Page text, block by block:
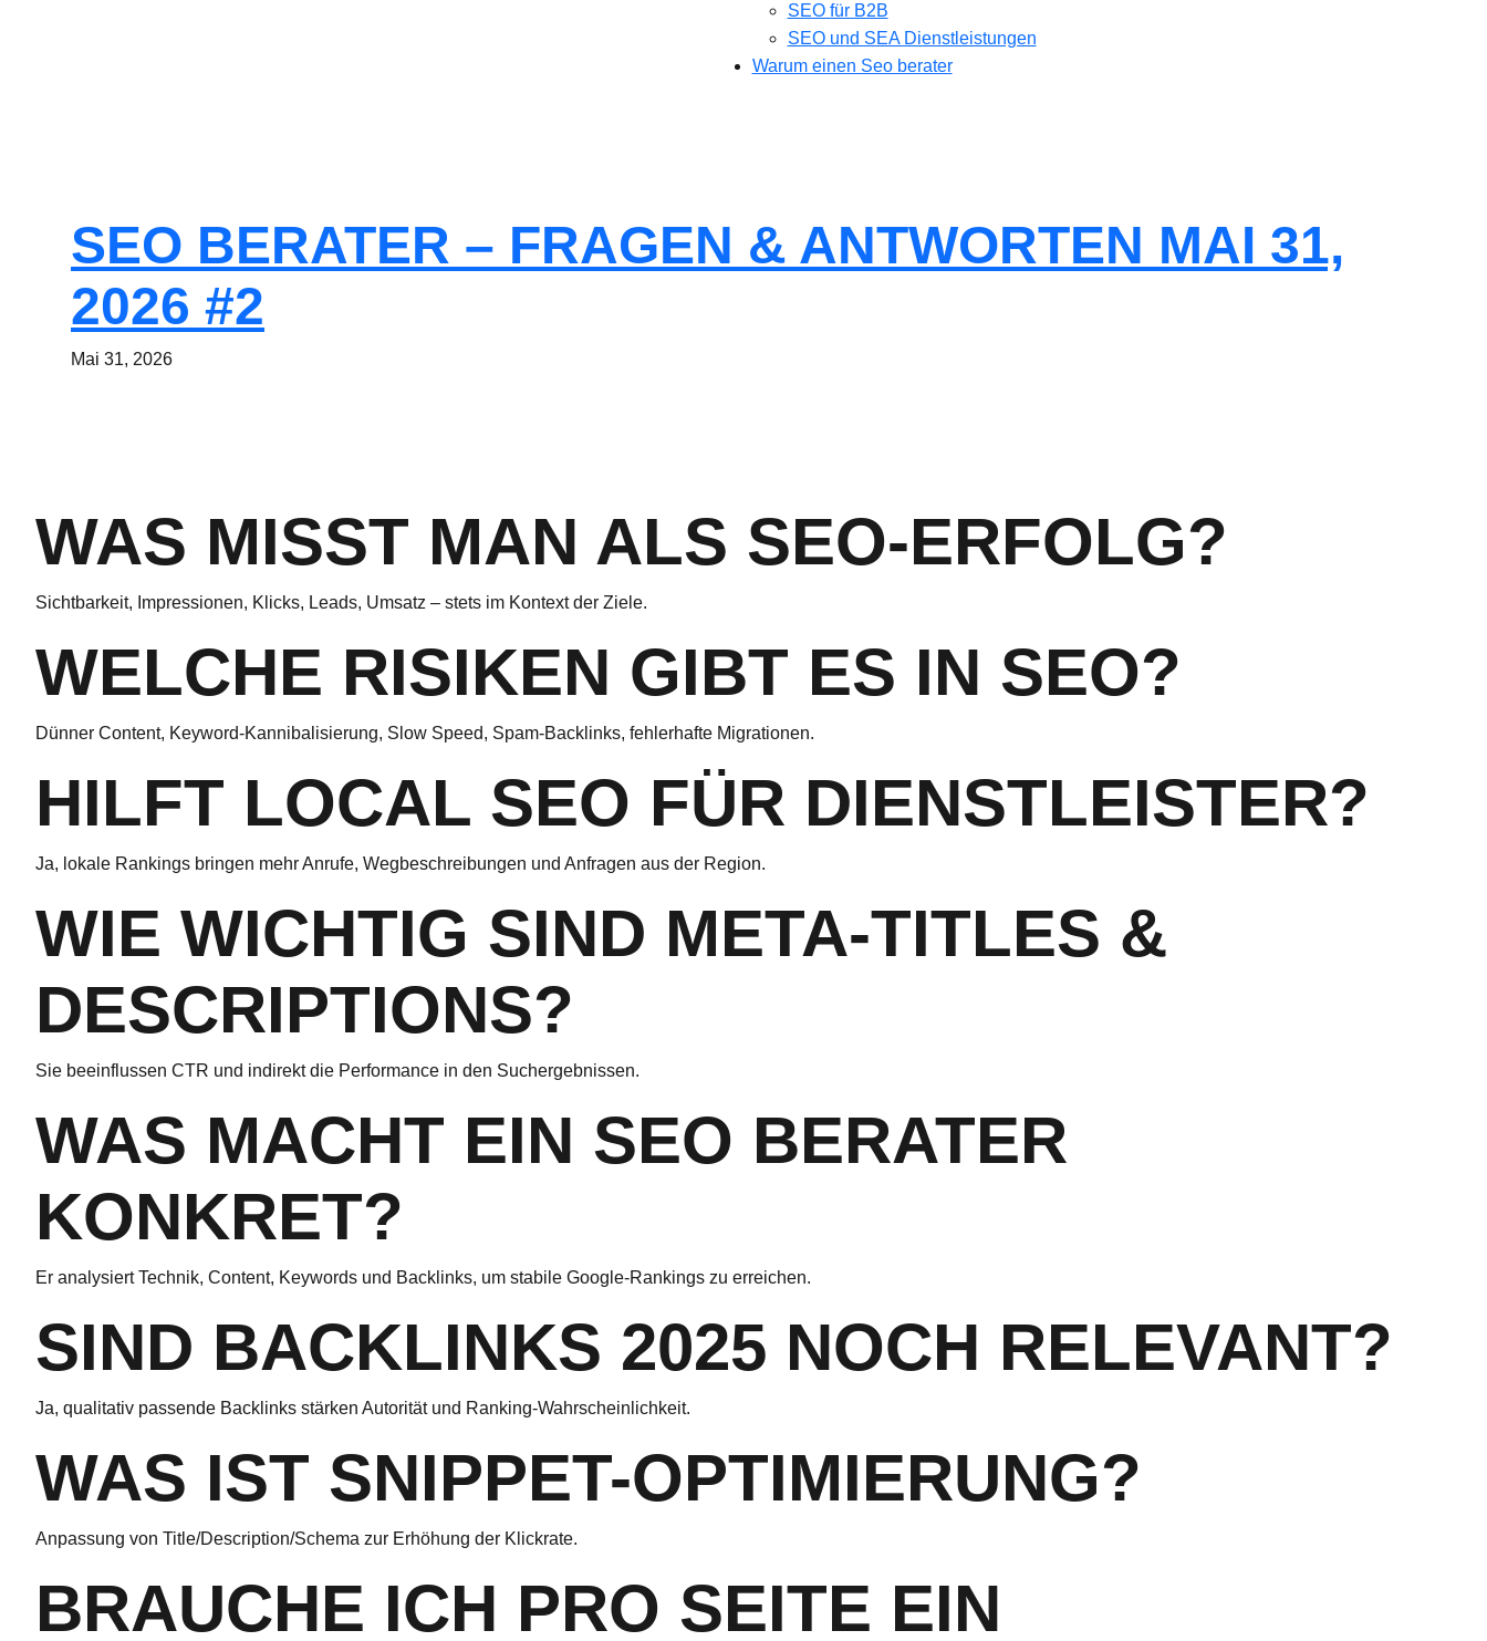
SEO für B2B
SEO und SEA Dienstleistungen
Warum einen Seo berater
SEO BERATER – FRAGEN & ANTWORTEN MAI 31,
2026 #2
Mai 31, 2026
WAS MISST MAN ALS SEO-ERFOLG?
Sichtbarkeit, Impressionen, Klicks, Leads, Umsatz – stets im Kontext der Ziele.
WELCHE RISIKEN GIBT ES IN SEO?
Dünner Content, Keyword-Kannibalisierung, Slow Speed, Spam-Backlinks, fehlerhafte Migrationen.
HILFT LOCAL SEO FÜR DIENSTLEISTER?
Ja, lokale Rankings bringen mehr Anrufe, Wegbeschreibungen und Anfragen aus der Region.
WIE WICHTIG SIND META-TITLES &
DESCRIPTIONS?
Sie beeinflussen CTR und indirekt die Performance in den Suchergebnissen.
WAS MACHT EIN SEO BERATER
KONKRET?
Er analysiert Technik, Content, Keywords und Backlinks, um stabile Google-Rankings zu erreichen.
SIND BACKLINKS 2025 NOCH RELEVANT?
Ja, qualitativ passende Backlinks stärken Autorität und Ranking-Wahrscheinlichkeit.
WAS IST SNIPPET-OPTIMIERUNG?
Anpassung von Title/Description/Schema zur Erhöhung der Klickrate.
BRAUCHE ICH PRO SEITE EIN